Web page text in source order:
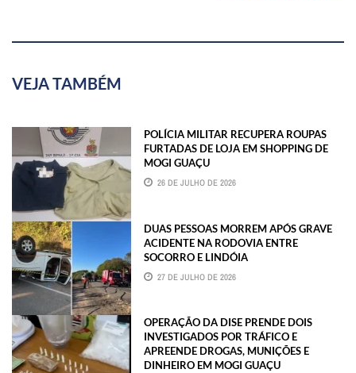
VEJA TAMBÉM
POLÍCIA MILITAR RECUPERA ROUPAS
FURTADAS DE LOJA EM SHOPPING DE
MOGI GUAÇU
26 DE JULHO DE 2026
DUAS PESSOAS MORREM APÓS GRAVE
ACIDENTE NA RODOVIA ENTRE
SOCORRO E LINDÓIA
27 DE JULHO DE 2026
OPERAÇÃO DA DISE PRENDE DOIS
INVESTIGADOS POR TRÁFICO E
APREENDE DROGAS, MUNIÇÕES E
DINHEIRO EM MOGI GUAÇU